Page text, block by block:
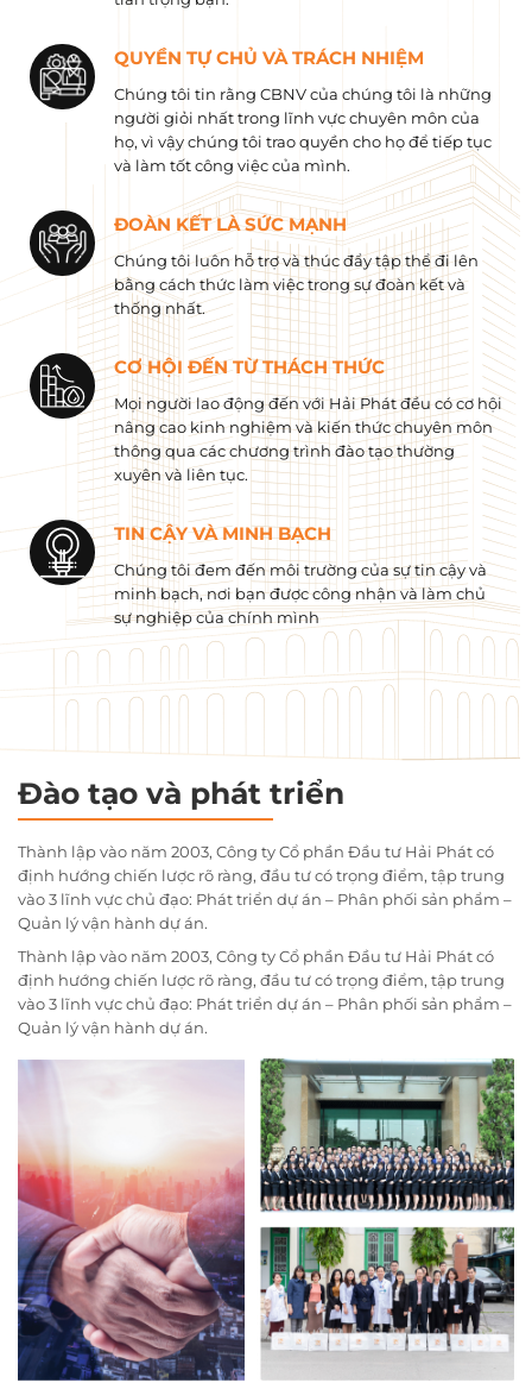
QUYỀN TỰ CHỦ VÀ TRÁCH NHIỆM
Chúng tôi tin rằng CBNV của chúng tôi là những
người giỏi nhất trong lĩnh vực chuyên môn của
họ, vì vậy chúng tôi trao quyền cho họ để tiếp tục
và làm tốt công việc của mình.
ĐOÀN KẾT LÀ SỨC MẠNH
Chúng tôi luôn hỗ trợ và thúc đẩy tập thể đi lên
bằng cách thức làm việc trong sự đoàn kết và
thống nhất.
CƠ HỘI ĐẾN TỪ THÁCH THỨC
Mọi người lao động đến với Hải Phát đều có cơ hội
nâng cao kinh nghiệm và kiến ​​thức chuyên môn
thông qua các chương trình đào tạo thường
xuyên và liên tục.
TIN CẬY VÀ MINH BẠCH
Chúng tôi đem đến môi trường của sự tin cậy và
minh bạch, nơi bạn được công nhận và làm chủ
sự nghiệp của chính mình
Đào tạo và phát triển
Thành lập vào năm 2003, Công ty Cổ phần Đầu tư Hải Phát có
định hướng chiến lược rõ ràng, đầu tư có trọng điểm, tập trung
vào 3 lĩnh vực chủ đạo: Phát triển dự án – Phân phối sản phẩm –
Quản lý vận hành dự án.
Thành lập vào năm 2003, Công ty Cổ phần Đầu tư Hải Phát có
định hướng chiến lược rõ ràng, đầu tư có trọng điểm, tập trung
vào 3 lĩnh vực chủ đạo: Phát triển dự án – Phân phối sản phẩm –
Quản lý vận hành dự án.